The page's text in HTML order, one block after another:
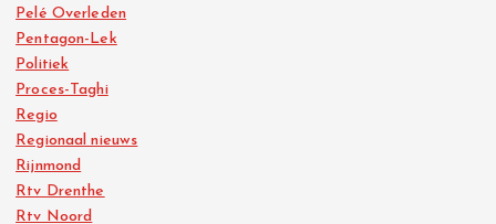
Pelé Overleden
Pentagon-Lek
Politiek
Proces-Taghi
Regio
Regionaal nieuws
Rijnmond
Rtv Drenthe
Rtv Noord